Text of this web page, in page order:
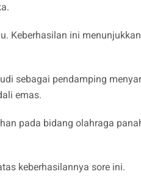
Keberhasilan ini
sebagai pendamping
emas.
pada bidang olahraga
keberhasilannya sore ini.